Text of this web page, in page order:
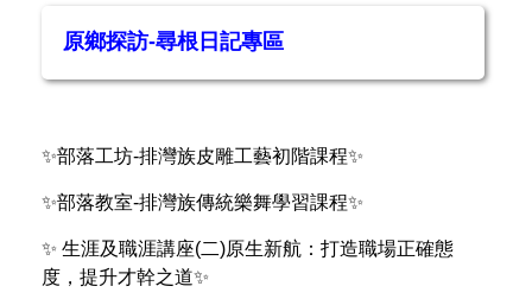
原資中心公告
網站連結
活動成果
獎助學金專區
原鄉探訪-尋根日記專區
✨部落工坊-排灣族皮雕工藝初階課程✨
✨部落教室-排灣族傳統樂舞學習課程✨
✨ 生涯及職涯講座(二)原生新航：打造職場正確態
度，提升才幹之道✨